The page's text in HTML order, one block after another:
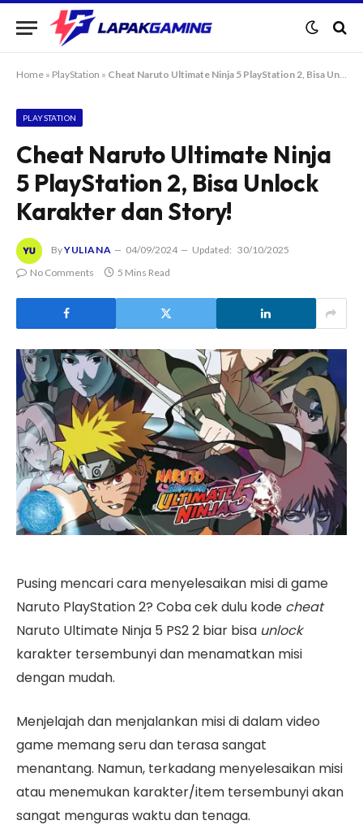
Home » PlayStation » Cheat Naruto Ultimate Ninja 5 PlayStation 2, Bisa Unlock Karakter dan Story!
PLAYSTATION
Cheat Naruto Ultimate Ninja
5 PlayStation 2, Bisa Unlock
Karakter dan Story!
ByYULIANA 04/09/2024 Updated: 30/10/2025
No Comments
5 Mins Read
Pusing mencari cara menyelesaikan misi di game
Naruto PlayStation 2? Coba cek dulu kode cheat
Naruto Ultimate Ninja 5 PS2 2 biar bisa unlock
karakter tersembunyi dan menamatkan misi
dengan mudah.
Menjelajah dan menjalankan misi di dalam video
game memang seru dan terasa sangat
menantang. Namun, terkadang menyelesaikan misi
atau menemukan karakter/item tersembunyi akan
sangat menguras waktu dan tenaga.